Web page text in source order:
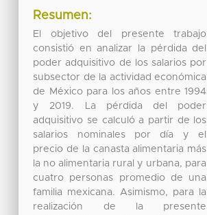
Resumen:
El objetivo del presente trabajo
consistió en analizar la pérdida del
poder adquisitivo de los salarios por
subsector de la actividad económica
de México para los años entre 1994
y 2019. La pérdida del poder
adquisitivo se calculó a partir de los
salarios nominales por día y el
precio de la canasta alimentaria más
la no alimentaria rural y urbana, para
cuatro personas promedio de una
familia mexicana. Asimismo, para la
realización de la presente